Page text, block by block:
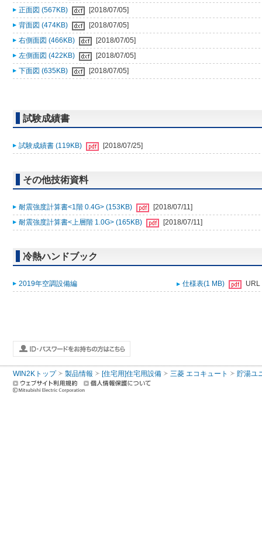
正面図 (567KB)
[2018/07/05]
背面図 (474KB)
[2018/07/05]
右側面図 (466KB)
[2018/07/05]
左側面図 (422KB)
[2018/07/05]
下面図 (635KB)
[2018/07/05]
試験成績書
試験成績書 (119KB) [2018/07/25]
その他技術資料
耐震強度計算書<1階 0.4G> (153KB)
[2018/07/11]
耐震強度計算書<上層階 1.0G> (165KB)
[2018/07/11]
冷熱ハンドブック
2019年空調設備編 仕様表(1 MB) URL
WIN2Kトップ 製品情報 [住宅用]住宅用設備 三菱 エコキュート 貯湯ユ